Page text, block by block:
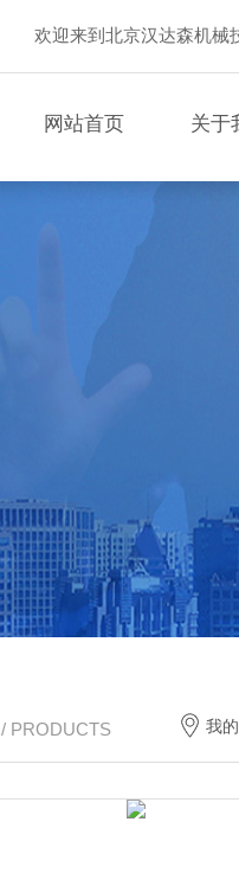
欢迎来到北京汉达森机械
网站首页 关于
/ PRODUCTS 我